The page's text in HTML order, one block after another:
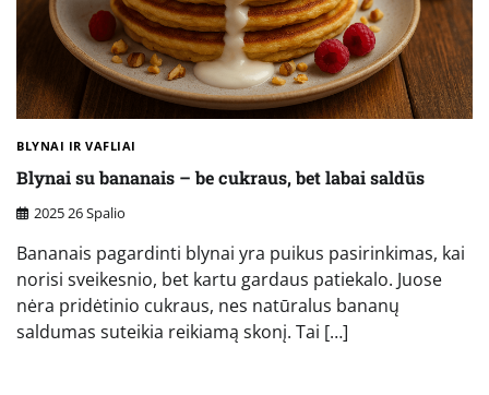
BLYNAI IR VAFLIAI
Blynai su bananais – be cukraus, bet labai saldūs
2025 26 Spalio
Bananais pagardinti blynai yra puikus pasirinkimas, kai
norisi sveikesnio, bet kartu gardaus patiekalo. Juose
nėra pridėtinio cukraus, nes natūralus bananų
saldumas suteikia reikiamą skonį. Tai […]